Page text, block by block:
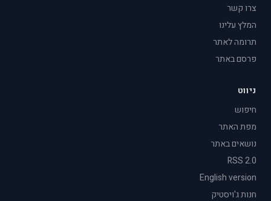
צרו קשר
המלץ עלינו
תרומה לאתר
פרסם באתר
ניווט
חיפוש
מפת האתר
נושאים באתר
RSS 2.0
English version
חנות ג'ויסטיק